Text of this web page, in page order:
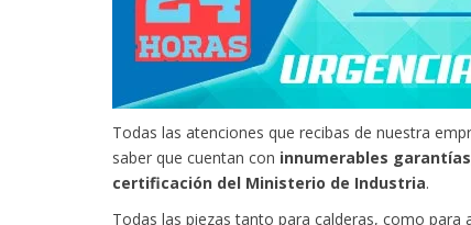
Todas las atenciones que recibas de nuestra
saber que cuentan con innumerables
certificación del Ministerio de Industria.
Todas las piezas tanto para calderas, como